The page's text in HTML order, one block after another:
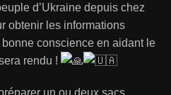
d’Ukraine depuis chez
obtenir les informations
conscience en aidant le
rendu !
un ou deux sacs